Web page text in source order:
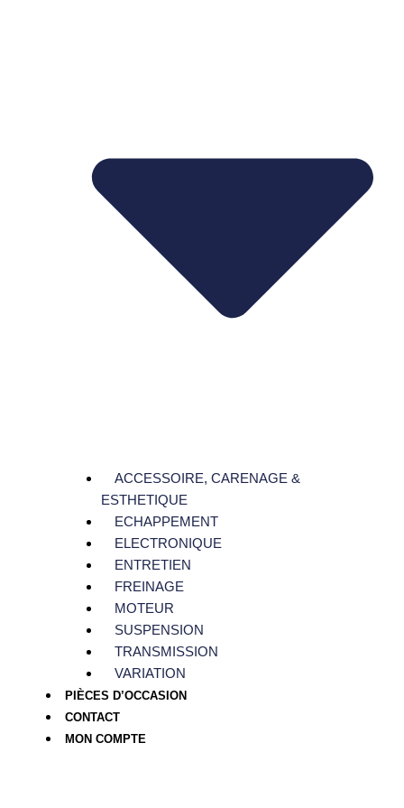
ACCESSOIRE, CARENAGE &
ESTHETIQUE
ECHAPPEMENT
ELECTRONIQUE
ENTRETIEN
FREINAGE
MOTEUR
SUSPENSION
TRANSMISSION
VARIATION
PIÈCES D’OCCASION
CONTACT
MON COMPTE